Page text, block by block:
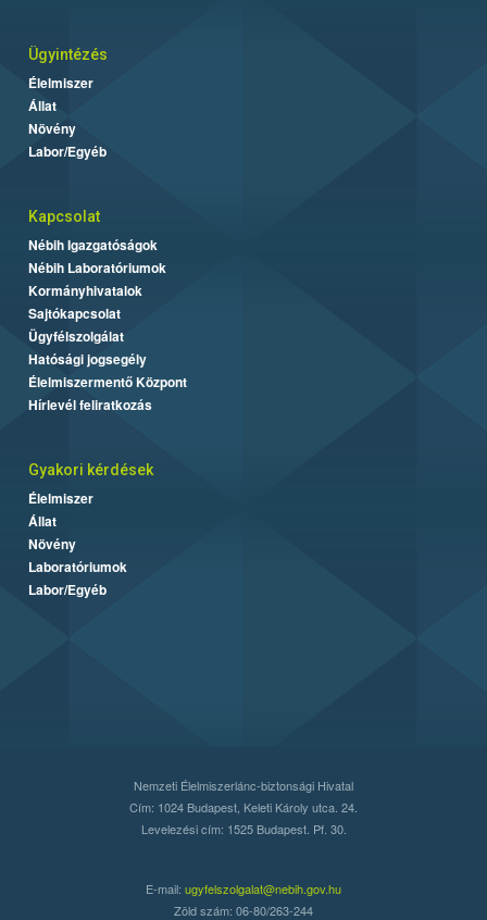
Ügyintézés
Élelmiszer
Állat
Növény
Labor/Egyéb
Kapcsolat
Nébih Igazgatóságok
Nébih Laboratóriumok
Kormányhivatalok
Sajtókapcsolat
Ügyfélszolgálat
Hatósági jogsegély
Élelmiszermentő Központ
Hírlevél feliratkozás
Gyakori kérdések
Élelmiszer
Állat
Növény
Laboratóriumok
Labor/Egyéb
Nemzeti Élelmiszerlánc-biztonsági Hivatal
Cím: 1024 Budapest, Keleti Károly utca. 24.
Levelezési cím: 1525 Budapest. Pf. 30.
E-mail: ugyfelszolgalat@nebih.gov.hu
Zöld szám: 06-80/263-244